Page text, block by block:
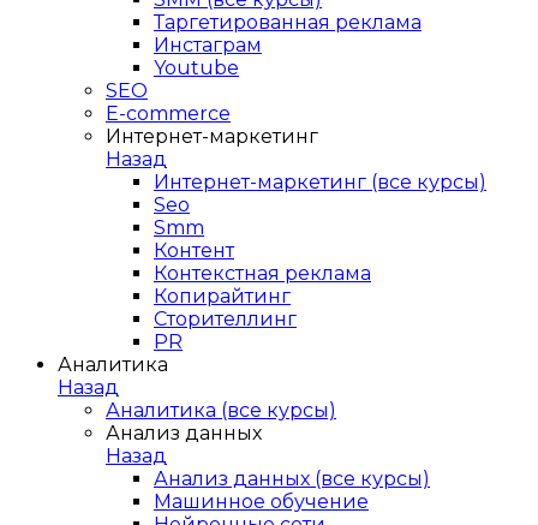
Таргетированная реклама
Инстаграм
Youtube
SEO
E-сommerce
Интернет-маркетинг
Назад
Интернет-маркетинг (все курсы)
Seo
Smm
Контент
Контекстная реклама
Копирайтинг
Сторителлинг
PR
Аналитика
Назад
Аналитика (все курсы)
Анализ данных
Назад
Анализ данных (все курсы)
Машинное обучение